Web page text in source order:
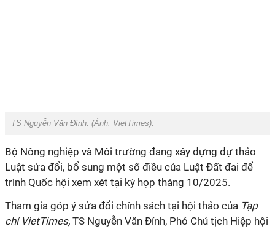
TS Nguyễn Văn Đính. (Ảnh: VietTimes).
Bộ Nông nghiệp và Môi trường đang xây dựng dự thảo
Luật sửa đổi, bổ sung một số điều của Luật Đất đai để
trình Quốc hội xem xét tại kỳ họp tháng 10/2025.
Tham gia góp ý sửa đổi chính sách tại hội thảo của Tạp
chí VietTimes, TS Nguyễn Văn Đính, Phó Chủ tịch Hiệp hội